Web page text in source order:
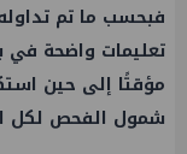
فبحسب ما تم
تعليمات واضحة في
مؤقتًا إلى حين
شمول الفحص لكل